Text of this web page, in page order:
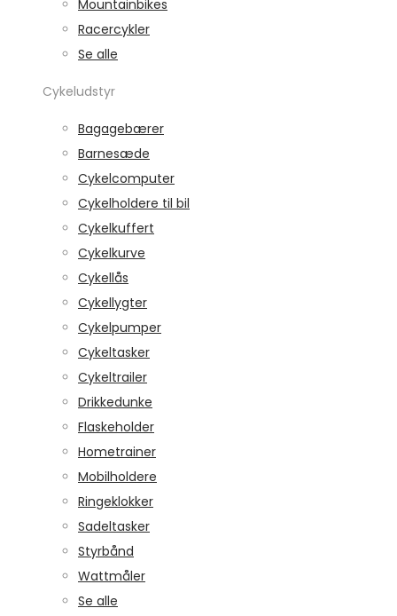
Mountainbikes
Racercykler
Se alle
Cykeludstyr
Bagagebærer
Barnesæde
Cykelcomputer
Cykelholdere til bil
Cykelkuffert
Cykelkurve
Cykellås
Cykellygter
Cykelpumper
Cykeltasker
Cykeltrailer
Drikkedunke
Flaskeholder
Hometrainer
Mobilholdere
Ringeklokker
Sadeltasker
Styrbånd
Wattmåler
Se alle